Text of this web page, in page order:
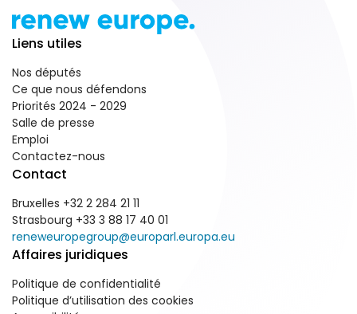
Liens utiles
Nos députés
Ce que nous défendons
Priorités 2024 - 2029
Salle de presse
Emploi
Contactez-nous
Contact
Bruxelles +32 2 284 21 11
Strasbourg +33 3 88 17 40 01
reneweuropegroup@europarl.europa.eu
Affaires juridiques
Politique de confidentialité
Politique d’utilisation des cookies